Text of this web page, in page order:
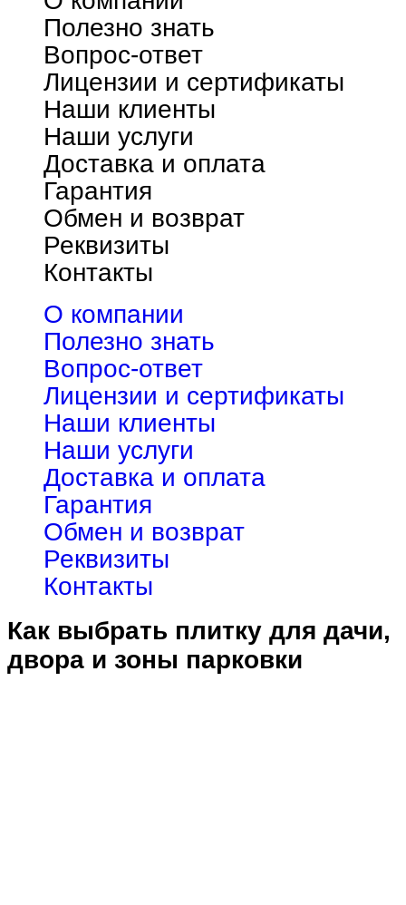
Полезно знать
Вопрос-ответ
Лицензии и сертификаты
Наши клиенты
Наши услуги
Доставка и оплата
Гарантия
Обмен и возврат
Реквизиты
Контакты
О компании
Полезно знать
Вопрос-ответ
Лицензии и сертификаты
Наши клиенты
Наши услуги
Доставка и оплата
Гарантия
Обмен и возврат
Реквизиты
Контакты
Как выбрать плитку для дачи,
двора и зоны парковки